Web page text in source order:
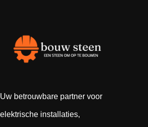
Uw betrouwbare partner voor
elektrische installaties,